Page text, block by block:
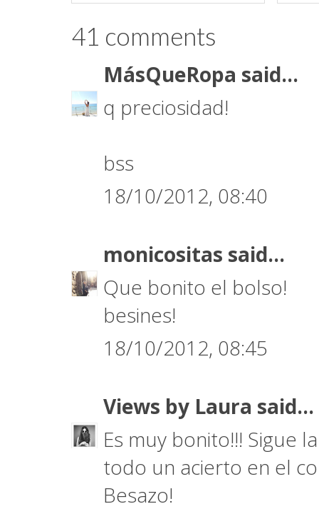
41 comments
MásQueRopa said...
q preciosidad!
bss
18/10/2012, 08:40
monicositas said...
Que bonito el bolso!
besines!
18/10/2012, 08:45
Views by Laura said...
Es muy bonito!!! Sigue
todo un acierto en el
Besazo!